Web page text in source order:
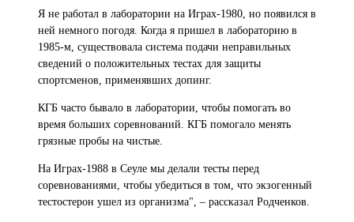
Я не работал в лаборатории на Играх-1980, но появился в
ней немного погодя. Когда я пришел в лабораторию в
1985-м, существовала система подачи неправильных
сведений о положительных тестах для защиты
спортсменов, применявших допинг.
КГБ часто бывало в лаборатории, чтобы помогать во
время больших соревнований. КГБ помогало менять
грязные пробы на чистые.
На Играх-1988 в Сеуле мы делали тесты перед
соревнованиями, чтобы убедиться в том, что экзогенный
тестостерон ушел из организма", – рассказал Родченков.